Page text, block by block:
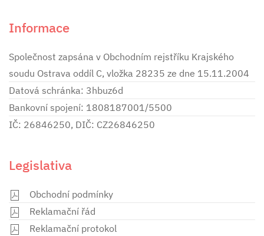
Informace
Společnost zapsána v Obchodním rejstříku Krajského
soudu Ostrava oddíl C, vložka 28235 ze dne 15.11.2004
Datová schránka: 3hbuz6d
Bankovní spojení: 1808187001/5500
IČ: 26846250, DIČ: CZ26846250
Legislativa
Obchodní podmínky
Reklamační řád
Reklamační protokol